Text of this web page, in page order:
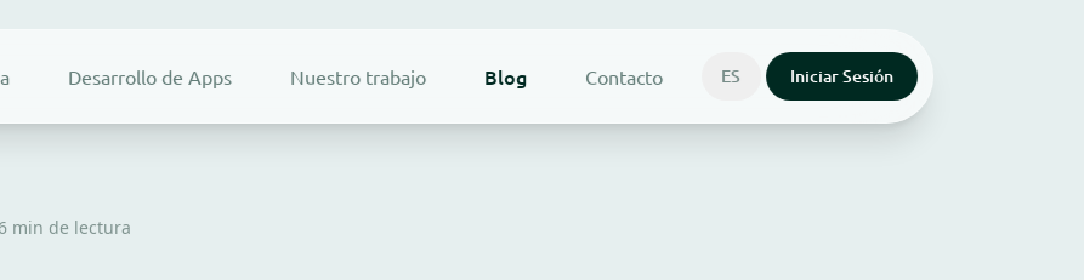
Desarrollo de Apps Nuestro trabajo Blog Contacto ES Iniciar Sesión
6 min de lectura